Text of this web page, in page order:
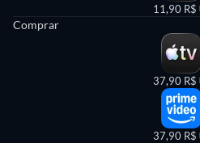
11,90 R$
Comprar
37,90 R$
37,90 R$